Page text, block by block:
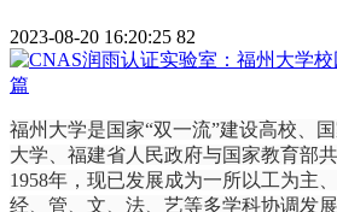
2023-08-20 16:20:25 82
福州大学是国家“双一流”建设高校、
大学、福建省人民政府与国家教育部
1958年，现已发展成为一所以工为主
经、管、文、法、艺等多学科协调发展